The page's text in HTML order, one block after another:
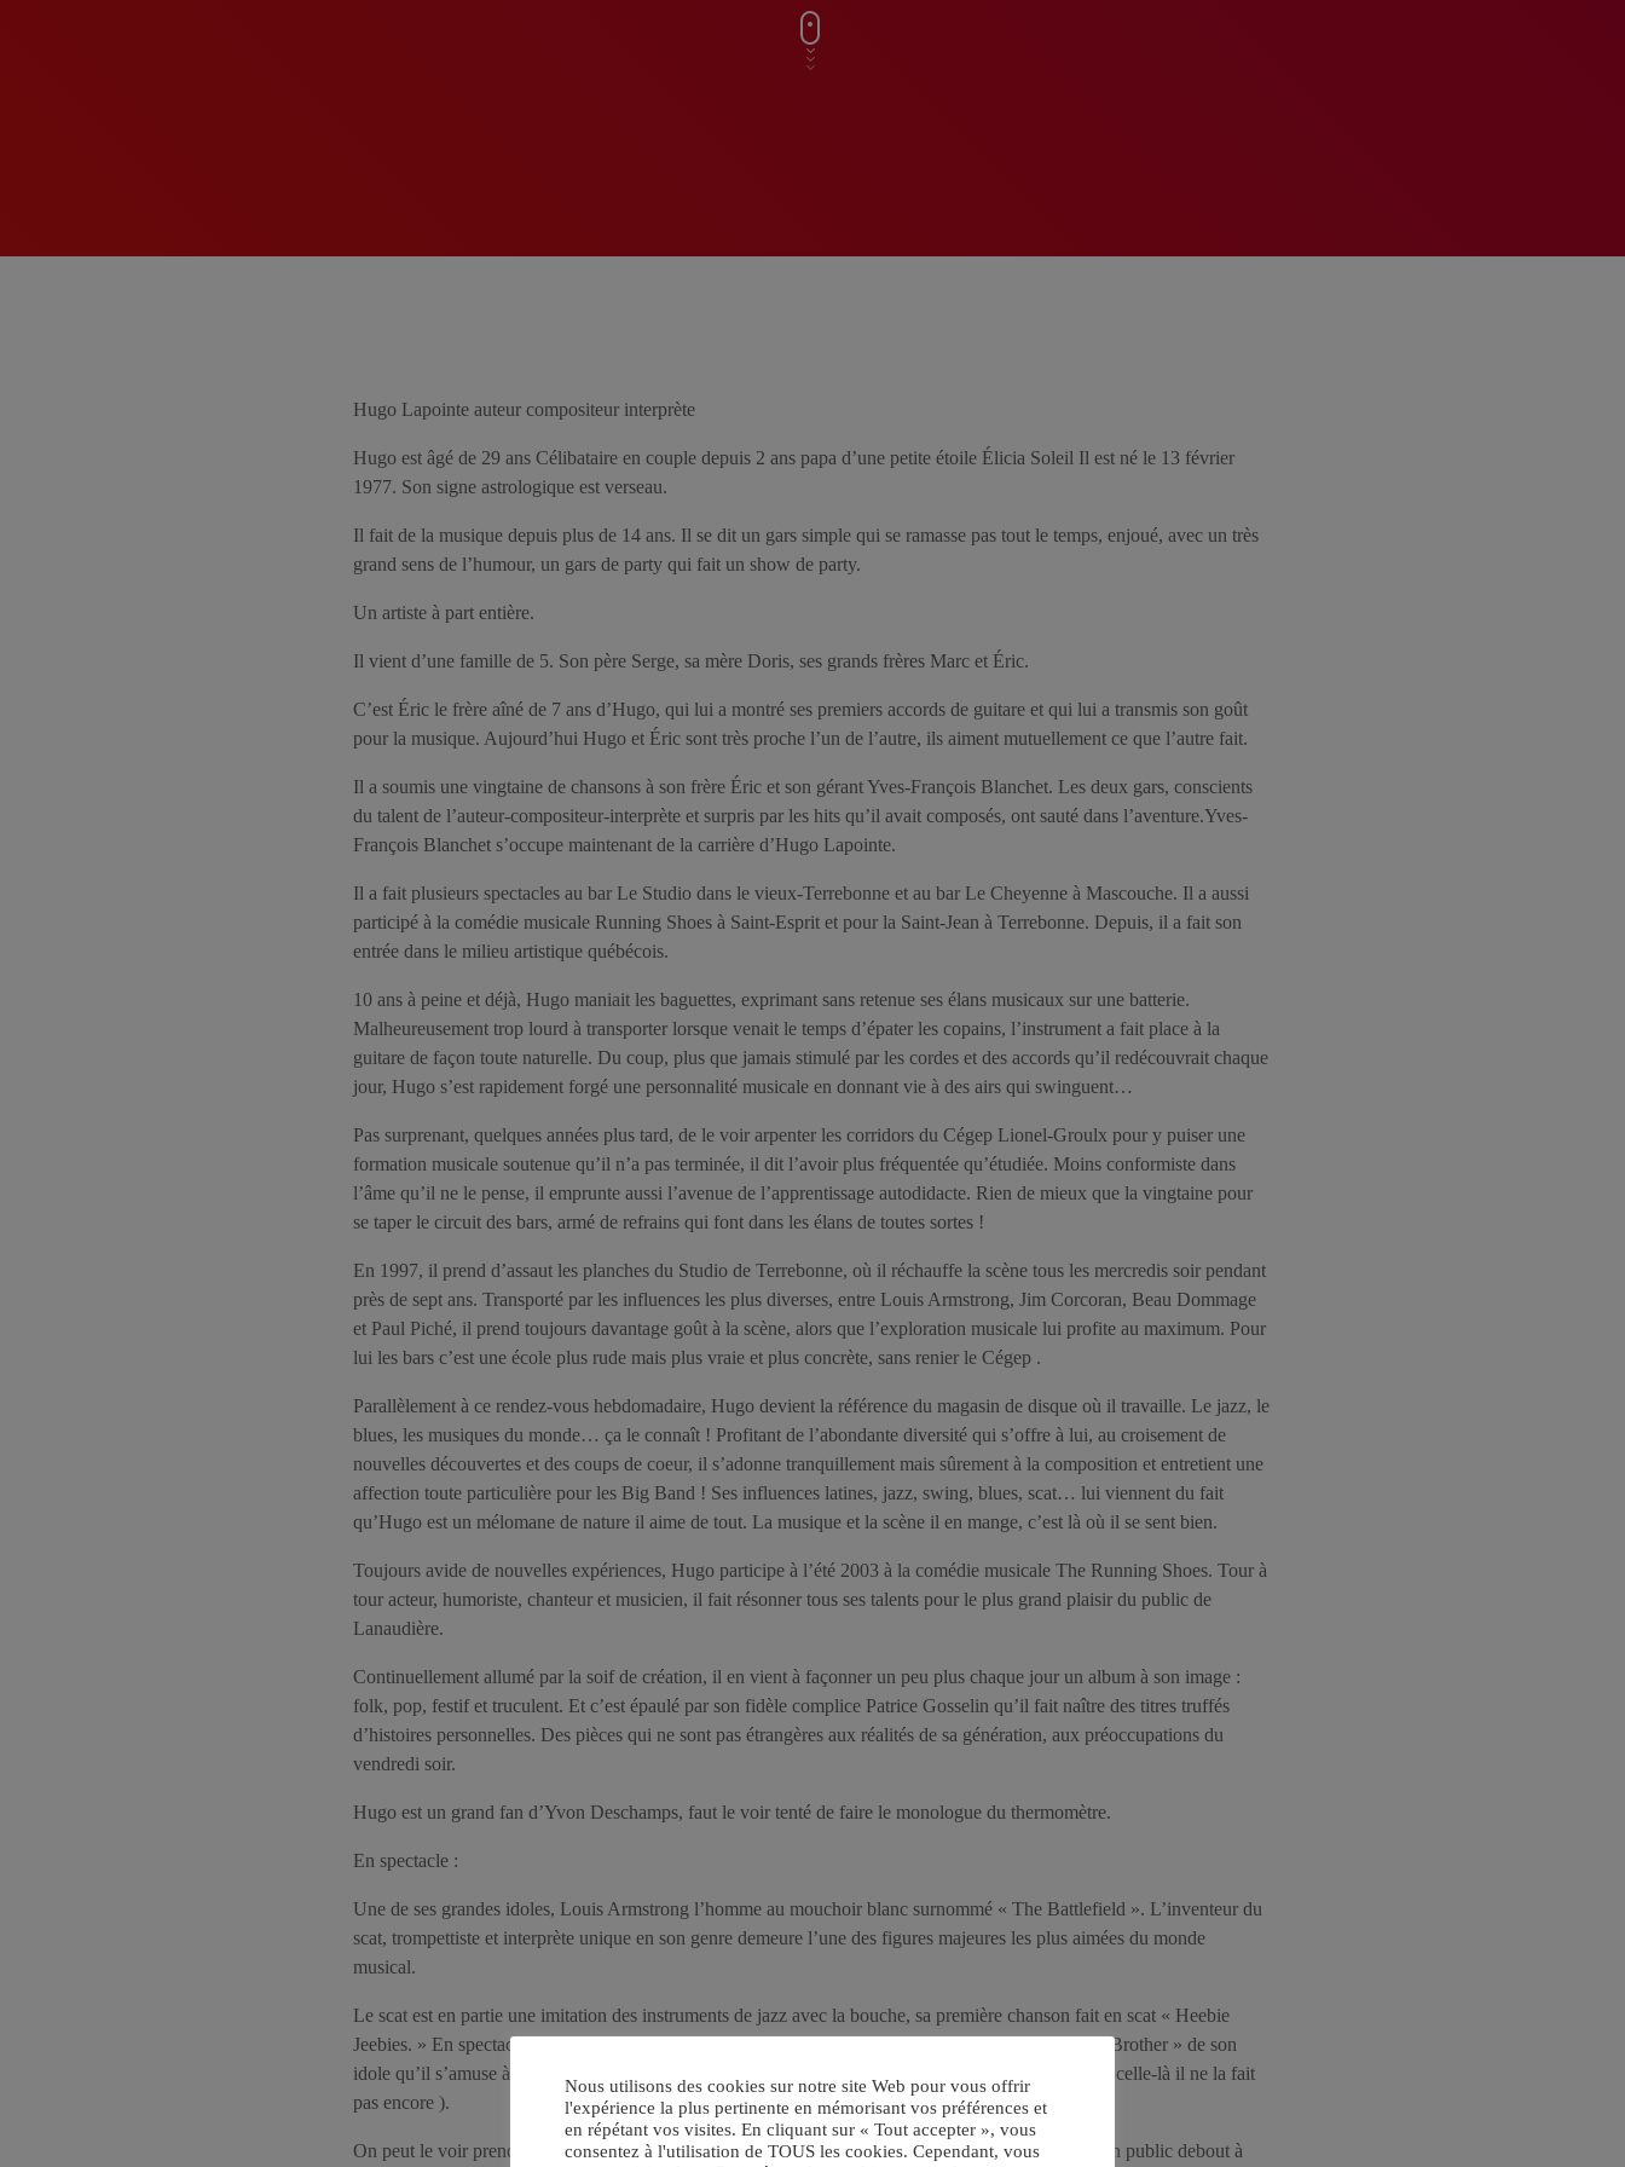
Hugo Lapointe auteur compositeur interprète
Hugo est âgé de 29 ans Célibataire en couple depuis 2 ans papa d’une petite étoile Élicia Soleil Il est né le 13 février
1977. Son signe astrologique est verseau.
Il fait de la musique depuis plus de 14 ans. Il se dit un gars simple qui se ramasse pas tout le temps, enjoué, avec un très
grand sens de l’humour, un gars de party qui fait un show de party.
Un artiste à part entière.
Il vient d’une famille de 5. Son père Serge, sa mère Doris, ses grands frères Marc et Éric.
C’est Éric le frère aîné de 7 ans d’Hugo, qui lui a montré ses premiers accords de guitare et qui lui a transmis son goût
pour la musique. Aujourd’hui Hugo et Éric sont très proche l’un de l’autre, ils aiment mutuellement ce que l’autre fait.
Il a soumis une vingtaine de chansons à son frère Éric et son gérant Yves-François Blanchet. Les deux gars, conscients
du talent de l’auteur-compositeur-interprète et surpris par les hits qu’il avait composés, ont sauté dans l’aventure.Yves-
François Blanchet s’occupe maintenant de la carrière d’Hugo Lapointe.
Il a fait plusieurs spectacles au bar Le Studio dans le vieux-Terrebonne et au bar Le Cheyenne à Mascouche. Il a aussi
participé à la comédie musicale Running Shoes à Saint-Esprit et pour la Saint-Jean à Terrebonne. Depuis, il a fait son
entrée dans le milieu artistique québécois.
10 ans à peine et déjà, Hugo maniait les baguettes, exprimant sans retenue ses élans musicaux sur une batterie.
Malheureusement trop lourd à transporter lorsque venait le temps d’épater les copains, l’instrument a fait place à la
guitare de façon toute naturelle. Du coup, plus que jamais stimulé par les cordes et des accords qu’il redécouvrait chaque
jour, Hugo s’est rapidement forgé une personnalité musicale en donnant vie à des airs qui swinguent…
Pas surprenant, quelques années plus tard, de le voir arpenter les corridors du Cégep Lionel-Groulx pour y puiser une
formation musicale soutenue qu’il n’a pas terminée, il dit l’avoir plus fréquentée qu’étudiée. Moins conformiste dans
l’âme qu’il ne le pense, il emprunte aussi l’avenue de l’apprentissage autodidacte. Rien de mieux que la vingtaine pour
se taper le circuit des bars, armé de refrains qui font dans les élans de toutes sortes !
En 1997, il prend d’assaut les planches du Studio de Terrebonne, où il réchauffe la scène tous les mercredis soir pendant
près de sept ans. Transporté par les influences les plus diverses, entre Louis Armstrong, Jim Corcoran, Beau Dommage
et Paul Piché, il prend toujours davantage goût à la scène, alors que l’exploration musicale lui profite au maximum. Pour
lui les bars c’est une école plus rude mais plus vraie et plus concrète, sans renier le Cégep .
Parallèlement à ce rendez-vous hebdomadaire, Hugo devient la référence du magasin de disque où il travaille. Le jazz, le
blues, les musiques du monde… ça le connaît ! Profitant de l’abondante diversité qui s’offre à lui, au croisement de
nouvelles découvertes et des coups de coeur, il s’adonne tranquillement mais sûrement à la composition et entretient une
affection toute particulière pour les Big Band ! Ses influences latines, jazz, swing, blues, scat… lui viennent du fait
qu’Hugo est un mélomane de nature il aime de tout. La musique et la scène il en mange, c’est là où il se sent bien.
Toujours avide de nouvelles expériences, Hugo participe à l’été 2003 à la comédie musicale The Running Shoes. Tour à
tour acteur, humoriste, chanteur et musicien, il fait résonner tous ses talents pour le plus grand plaisir du public de
Lanaudière.
Continuellement allumé par la soif de création, il en vient à façonner un peu plus chaque jour un album à son image :
folk, pop, festif et truculent. Et c’est épaulé par son fidèle complice Patrice Gosselin qu’il fait naître des titres truffés
d’histoires personnelles. Des pièces qui ne sont pas étrangères aux réalités de sa génération, aux préoccupations du
vendredi soir.
Hugo est un grand fan d’Yvon Deschamps, faut le voir tenté de faire le monologue du thermomètre.
En spectacle :
Une de ses grandes idoles, Louis Armstrong l’homme au mouchoir blanc surnommé « The Battlefield ». L’inventeur du
scat, trompettiste et interprète unique en son genre demeure l’une des figures majeures les plus aimées du monde
musical.
Le scat est en partie une imitation des instruments de jazz avec la bouche, sa première chanson fait en scat « Heebie
Jeebies. » En spectacle on peut voir Hugo interpréter les succès » What a Wonderfull world, Hello Brother » de son
idole qu’il s’amuse à fort bien imiter. ( Pour ma part ma préférée est » There Must Be a Way » mais celle-là il ne la fait
pas encore ).
On peut le voir prendre la scène d’un air de « party » quand il interprète « Célibataire » ainsi voir son public debout à
Nous utilisons des cookies sur notre site Web pour vous offrir
l'expérience la plus pertinente en mémorisant vos préférences et
en répétant vos visites. En cliquant sur « Tout accepter », vous
consentez à l'utilisation de TOUS les cookies. Cependant, vous